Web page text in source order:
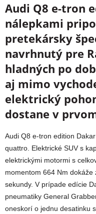
Audi Q8 e-tron
nálepkami
pretekársky
navrhnutý pre
hladných po
aj mimo
elektrický
dostane v
Audi Q8 e-tron edition
quattro. Elektrické SUV s
elektrickými motormi s
momentom 664 Nm
sekundy. V prípade edície
pneumatiky General
oneskorí o jednu desatinku